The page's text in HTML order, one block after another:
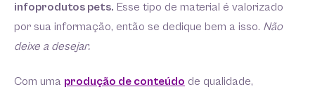
infoprodutos pets. Esse tipo de material é valorizado
por sua informação, então se dedique bem a isso. Não
deixe a desejar.
Com uma produção de conteúdo de qualidade,